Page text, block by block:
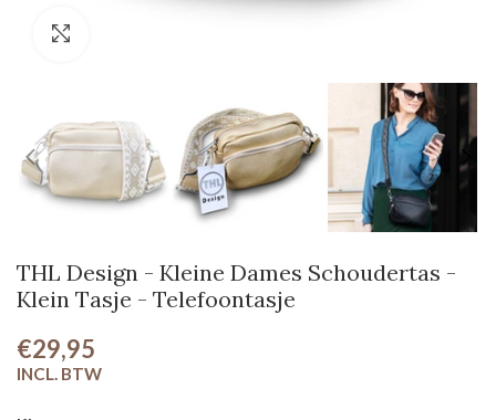
THL Design - Kleine Dames Schoudertas -
Klein Tasje - Telefoontasje
€29,95